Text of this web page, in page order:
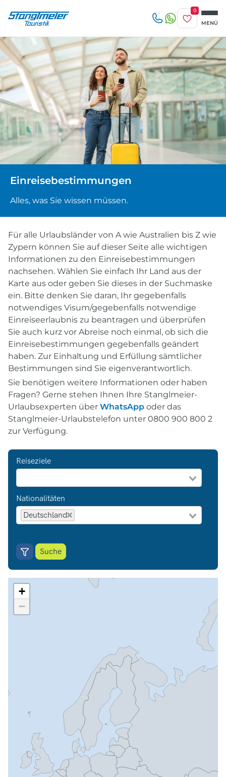
0
MENÜ
Merkliste
Reise/n auf deiner Merkliste
Keine Reisen auf der Merkliste
Zuletzt angesehen
Keine Reisen bislang angesehen
Einreisebestimmungen
Alles, was Sie wissen müssen.
Für alle Urlaubsländer von A wie Australien bis Z wie
Zypern können Sie auf dieser Seite alle wichtigen
Informationen zu den Einreisebestimmungen
nachsehen. Wählen Sie einfach Ihr Land aus der
Karte aus oder geben Sie dieses in der Suchmaske
ein. Bitte denken Sie daran, Ihr gegebenfalls
notwendiges Visum/gegebenfalls notwendige
Einreiseerlaubnis zu beantragen und überprüfen
Sie auch kurz vor Abreise noch einmal, ob sich die
Einreisebestimmungen gegebenfalls geändert
haben. Zur Einhaltung und Erfüllung sämtlicher
Bestimmungen sind Sie eigenverantwortlich.
Sie benötigen weitere Informationen oder haben
Fragen? Gerne stehen Ihnen Ihre Stanglmeier-
Urlaubsexperten über WhatsApp oder das
Stanglmeier-Urlaubstelefon unter 0800 900 800 2
zur Verfügung.